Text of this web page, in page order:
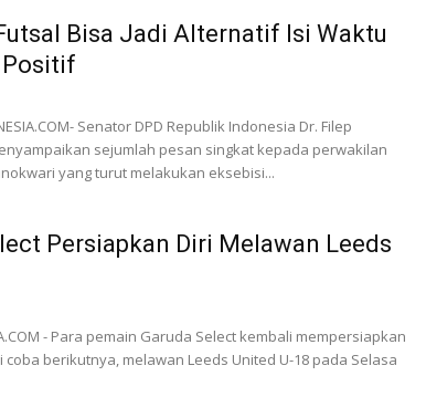
Bisa Jadi Alternatif Isi Waktu
Positif
Senator DPD Republik Indonesia Dr. Filep
sejumlah pesan singkat kepada perwakilan
yang turut melakukan eksebisi...
Persiapkan Diri Melawan Leeds
- Para pemain Garuda Select kembali mempersiapkan
berikutnya, melawan Leeds United U-18 pada Selasa